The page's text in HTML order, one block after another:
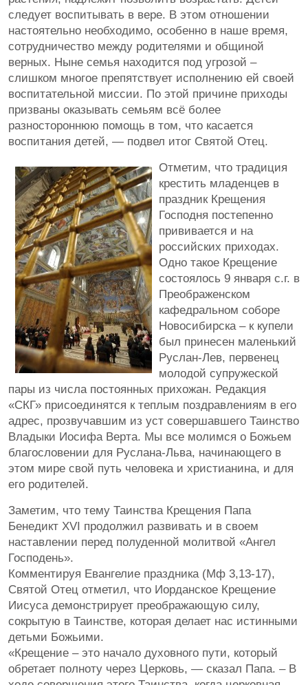
следует воспитывать в вере. В этом отношении
настоятельно необходимо, особенно в наше время,
сотрудничество между родителями и общиной
верных. Ныне семья находится под угрозой –
слишком многое препятствует исполнению ей своей
воспитательной миссии. По этой причине приходы
призваны оказывать семьям всё более
разностороннюю помощь в том, что касается
воспитания детей, — подвел итог Святой Отец.
Отметим, что традиция
крестить младенцев в
праздник Крещения
Господня постепенно
прививается и на
российских приходах.
Одно такое Крещение
состоялось 9 января с.г. в
Преображенском
кафедральном соборе
Новосибирска – к купели
был принесен маленький
Руслан-Лев, первенец
молодой супружеской
пары из числа постоянных прихожан. Редакция
«СКГ» присоединятся к теплым поздравлениям в его
адрес, прозвучавшим из уст совершавшего Таинство
Владыки Иосифа Верта. Мы все молимся о Божьем
благословении для Руслана-Льва, начинающего в
этом мире свой путь человека и христианина, и для
его родителей.
Заметим, что тему Таинства Крещения Папа
Бенедикт XVI продолжил развивать и в своем
наставлении перед полуденной молитвой «Ангел
Господень».
Комментируя Евангелие праздника (Мф 3,13-17),
Святой Отец отметил, что Иорданское Крещение
Иисуса демонстрирует преображающую силу,
сокрытую в Таинстве, которая делает нас истинными
детьми Божьими.
«Крещение – это начало духовного пути, который
обретает полноту через Церковь, — сказал Папа. – В